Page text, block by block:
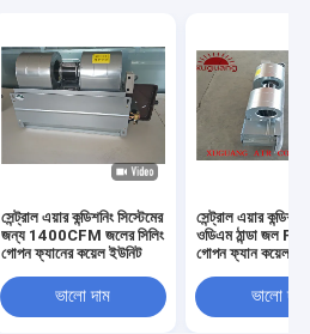
সেন্ট্রাল এয়ার কন্ডিশনিং সিস্টেমের
জন্য 1400CFM জলের সিলিং
গোপন ফ্যানের কয়েল ইউনিট
ভালো দাম
সেন্ট্রাল এয়ার
ওডিএম ঠান্ডা জল
গোপন ফ্যান কয়েল
ভালো দাম